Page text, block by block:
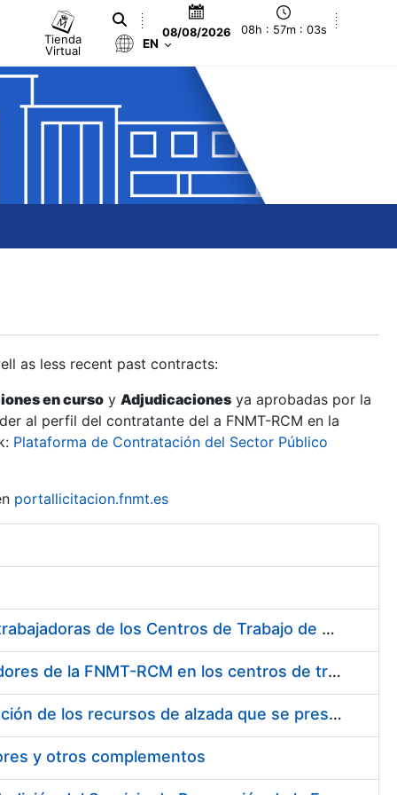
Tienda
Virtual
08/08/2026 08h : 57m : 03s
EN
as less recent past contracts:
en curso y Adjudicaciones ya aprobadas por la
al perfil del contratante del a FNMT-RCM en la
Plataforma de Contratación del Sector Público
portallicitacion.fnmt.es
Suministro de Protectores Auditivos a medida para las personas trabajadoras de los Centros de Trabajo de Madrid y Burgos
Suministro de gafas graduadas antiproyecciones para los trabajadores de la FNMT-RCM en los centros de trabajo de Madrid y Burgos
Servicios de una empresa externa para el asesoramiento y resolución de los recursos de alzada que se presentan relacionados con procesos de selección para la FNMT-RCM
y otros complementos